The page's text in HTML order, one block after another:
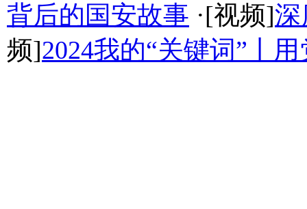
背后的国安故事 ·[视频]深
频]2024我的“关键词”丨